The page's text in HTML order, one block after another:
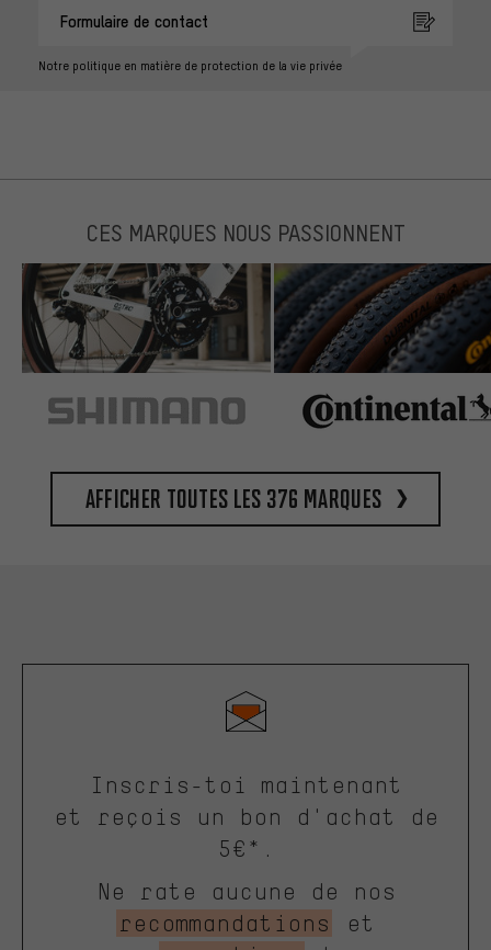
Formulaire de contact
Notre politique en matière de protection de la vie privée
CES MARQUES NOUS PASSIONNENT
Afficher toutes les 376 marques
Inscris-toi maintenant
et reçois un bon d'achat de
5€*.
Ne rate aucune de nos
recommandations
et